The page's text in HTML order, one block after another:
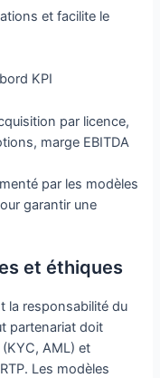
et facilite le
KPI
par licence,
marge EBITDA
par les modèles
garantir une
et éthiques
la responsabilité du
partenariat doit
AML) et
Les modèles